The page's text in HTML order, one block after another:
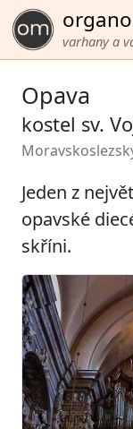
varhany a
Opava
kostel sv.
Jeden z
opavské
skříni.